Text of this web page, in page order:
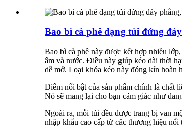
Bao bì cà phê dạng túi đứng
Bao bì cà phê này được kết hợp nhiều
ẩm và nước. Điều này giúp kéo dài thời
dễ mở. Loại khóa kéo này đóng kín hoàn
Điểm nổi bật của sản phẩm chính là chất
Nó sẽ mang lại cho bạn cảm giác như
Ngoài ra, mỗi túi đều được trang bị van
nhập khẩu cao cấp từ các thương hiệu